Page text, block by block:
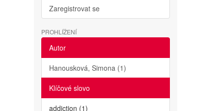
Zaregistrovat se
PROHLÍŽENÍ
Autor
Hanousková, Simona (1)
Klíčové slovo
addiction (1)